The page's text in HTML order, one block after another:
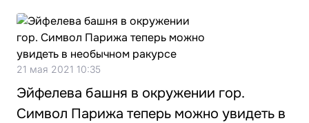
21 мая 2021 10:35
Эйфелева башня в окружении гор.
Символ Парижа теперь можно увидеть в